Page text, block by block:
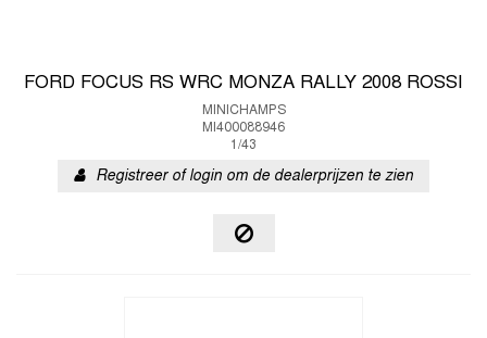
FORD FOCUS RS WRC MONZA RALLY 2008 ROSSI
MINICHAMPS
MI400088946
1/43
Registreer of login om de dealerprijzen te zien